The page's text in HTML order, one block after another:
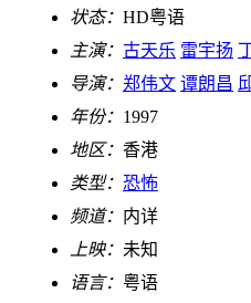
状态： HD粤语
主演： 古天乐 雷宇扬
导演： 郑伟文 谭朗昌
年份： 1997
地区： 香港
类型： 恐怖
频道： 内详
上映： 未知
语言： 粤语